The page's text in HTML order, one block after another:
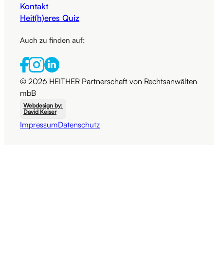
Kontakt
Heit(h)eres Quiz
Auch zu finden auf:
© 2026 HEITHER Partnerschaft von Rechtsanwälten
mbB
ImpressumDatenschutz
Webdesign by:
David Keiser